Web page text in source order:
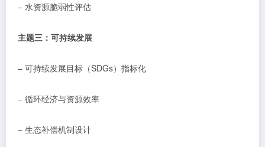
– 水资源脆弱性评估
主题三：可持续发展
– 可持续发展目标（SDGs）指标化
– 循环经济与资源效率
– 生态补偿机制设计